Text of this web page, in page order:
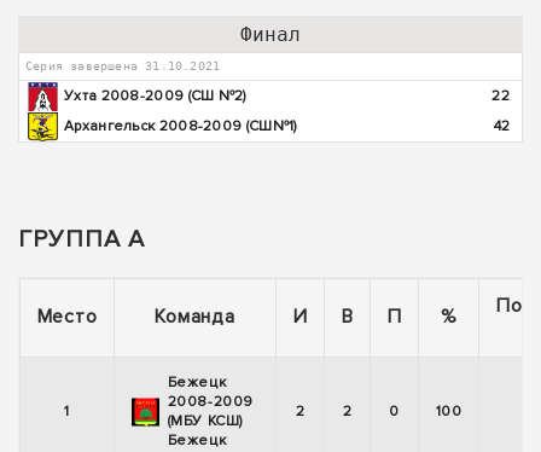
Финал
Серия завершена 31.10.2021
Ухта 2008-2009 (СШ №2)
22
Архангельск 2008-2009 (СШ№1)
42
ГРУППА А
Место Команда И В П %
1
Бежецк
2008-2009
(МБУ КСШ)
Бежецк
2 2 0 100